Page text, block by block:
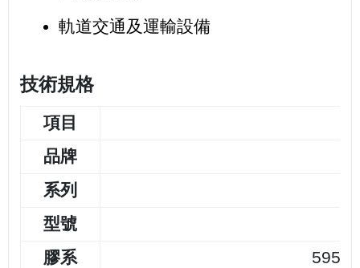
軌道交通及運輸設備
技術規格
項目
品牌
系列
型號
膠系
5952